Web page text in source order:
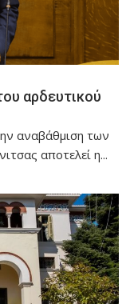
αρδευτικού
αναβάθμιση των
αποτελεί η...